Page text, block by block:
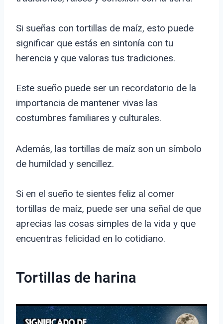
Si sueñas con tortillas de maíz, esto puede
significar que estás en sintonía con tu
herencia y que valoras tus tradiciones.
Este sueño puede ser un recordatorio de la
importancia de mantener vivas las
costumbres familiares y culturales.
Además, las tortillas de maíz son un símbolo
de humildad y sencillez.
Si en el sueño te sientes feliz al comer
tortillas de maíz, puede ser una señal de que
aprecias las cosas simples de la vida y que
encuentras felicidad en lo cotidiano.
Tortillas de harina